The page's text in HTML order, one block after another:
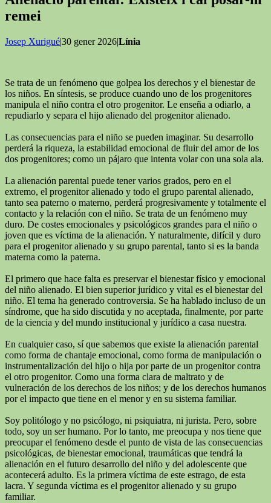
remei
Josep Xurigué|30 gener 2026|Línia
Se trata de un fenómeno que golpea los derechos y el bienestar de
los niños. En síntesis, se produce cuando uno de los progenitores
manipula el niño contra el otro progenitor. Le enseña a odiarlo, a
repudiarlo y separa el hijo alienado del progenitor alienado.
Las consecuencias para el niño se pueden imaginar. Su desarrollo
perderá la riqueza, la estabilidad emocional de fluir del amor de los
dos progenitores; como un pájaro que intenta volar con una sola ala.
La alienación parental puede tener varios grados, pero en el
extremo, el progenitor alienado y todo el grupo parental alienado,
tanto sea paterno o materno, perderá progresivamente y totalmente el
contacto y la relación con el niño. Se trata de un fenómeno muy
duro. De costes emocionales y psicológicos grandes para el niño o
joven que es víctima de la alienación. Y naturalmente, difícil y duro
para el progenitor alienado y su grupo parental, tanto si es la banda
materna como la paterna.
El primero que hace falta es preservar el bienestar físico y emocional
del niño alienado. El bien superior jurídico y vital es el bienestar del
niño. El tema ha generado controversia. Se ha hablado incluso de un
síndrome, que ha sido discutida y no aceptada, finalmente, por parte
de la ciencia y del mundo institucional y jurídico a casa nuestra.
En cualquier caso, sí que sabemos que existe la alienación parental
como forma de chantaje emocional, como forma de manipulación o
instrumentalización del hijo o hija por parte de un progenitor contra
el otro progenitor. Como una forma clara de maltrato y de
vulneración de los derechos de los niños; y de los derechos humanos
por el impacto que tiene en el menor y en su sistema familiar.
Soy politólogo y no psicólogo, ni psiquiatra, ni jurista. Pero, sobre
todo, soy un ser humano. Por lo tanto, me preocupa y nos tiene que
preocupar el fenómeno desde el punto de vista de las consecuencias
psicológicas, de bienestar emocional, traumáticas que tendrá la
alienación en el futuro desarrollo del niño y del adolescente que
acontecerá adulto. Es la primera víctima de este estrago, de esta
lacra. Y segunda víctima es el progenitor alienado y su grupo
familiar.